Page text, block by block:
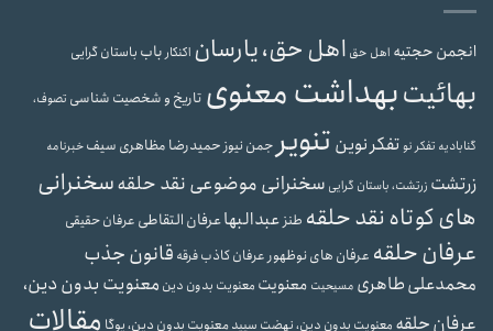
انجمن حجتیه اهل حق اهل حق، یارسان اکنکارباب باستان گرایی
بهائیتبهداشت معنوی تاریخ و شخصیت شناسی تصوف،
گنابادیه تفکر نوتفکر نوین تنویر جمن نیوزحمیدرضا مظاهری سیفخبرنامه
زرتشت زرتشت، باستان گرایی سخنرانی موضوعی نقد حلقهسخنرانی
های کوتاه نقد حلقه طنزعبدالبهاعرفان التقاطی عرفان حقیقی
عرفان حلقه عرفان های نوظهور عرفان کاذبفرقه قانون جذب
محمدعلی طاهری مسیحیت معنویت معنویت بدون دین معنویت بدون دین،
عرفان حلقه معنویت بدون دین، نهضت سپیدمعنویت بدون دین، یوگا مقالات